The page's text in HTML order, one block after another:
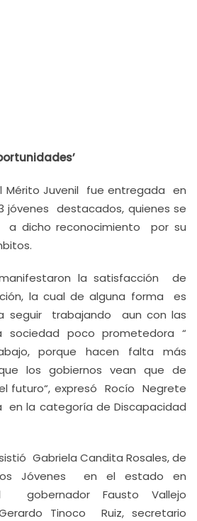
Mérito Juvenil fue entregada en
jóvenes destacados, quienes se
a dicho reconocimiento por su
la satisfacción de
la cual de alguna forma es
seguir trabajando aun con las
poco prometedora “
porque hacen falta más
los gobiernos vean que de
futuro“, expresó Rocío Negrete
la categoría de Discapacidad
Gabriela Candita Rosales, de
Jóvenes en el estado en
gobernador Fausto Vallejo
Tinoco Ruiz, secretario